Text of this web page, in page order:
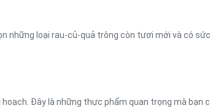
những loại rau-củ-quả trông còn tươi mới và có
Đây là những thực phẩm quan trọng mà bạn